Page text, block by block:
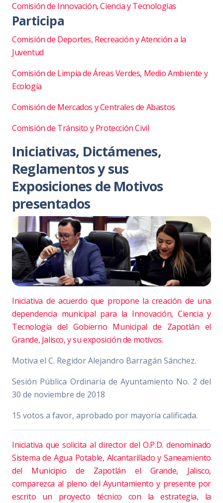
Comisión de Innovación, Ciencia y Tecnologías
Participa
Comisión de Deportes, Recreación y Atención a la
Juventud
Comisión de Limpia de Áreas Verdes, Medio Ambiente y
Ecología
Comisión de Mercados y Centrales de Abastos
Comisión de Tránsito y Protección Civil
Iniciativas, Dictámenes,
Reglamentos y sus
Exposiciones de Motivos
presentados
Iniciativa de acuerdo que propone la creación de una
dependencia municipal para la Innovación, Ciencia y
Tecnología del Gobierno Municipal de Zapotlán el
Grande, Jalisco, y su exposición de motivos.
Motiva el C. Regidor Alejandro Barragán Sánchez.
Sesión Pública Ordinaria de Ayuntamiento No. 2 del
30 de noviembre de 2018
15 votos a favor, aprobado por mayoría calificada.
Iniciativa que solicita al director del O.P.D. denominado
Sistema de Agua Potable, Alcantarillado y Saneamiento
del Municipio de Zapotlán el Grande, Jalisco,
comparezca al pleno del Ayuntamiento y presente por
escrito un proyecto técnico con la estrategia, la